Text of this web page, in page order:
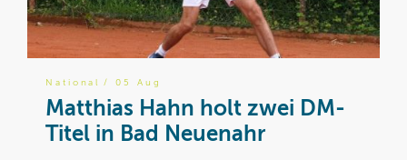
National / 05 Aug
Matthias Hahn holt zwei DM-
Titel in Bad Neuenahr